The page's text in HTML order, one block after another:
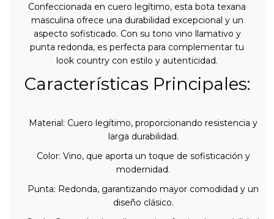
Confeccionada en cuero legítimo, esta bota texana
masculina ofrece una durabilidad excepcional y un
aspecto sofisticado. Con su tono vino llamativo y
punta redonda, es perfecta para complementar tu
look country con estilo y autenticidad.
Características Principales:
Material: Cuero legítimo, proporcionando resistencia y
larga durabilidad.
Color: Vino, que aporta un toque de sofisticación y
modernidad.
Punta: Redonda, garantizando mayor comodidad y un
diseño clásico.